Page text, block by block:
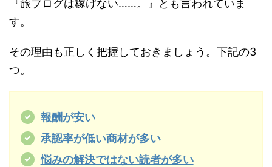
『旅ブログは稼げない……。』とも言われていま
す。
その理由も正しく把握しておきましょう。下記の3
つ。
報酬が安い
承認率が低い商材が多い
悩みの解決ではない読者が多い